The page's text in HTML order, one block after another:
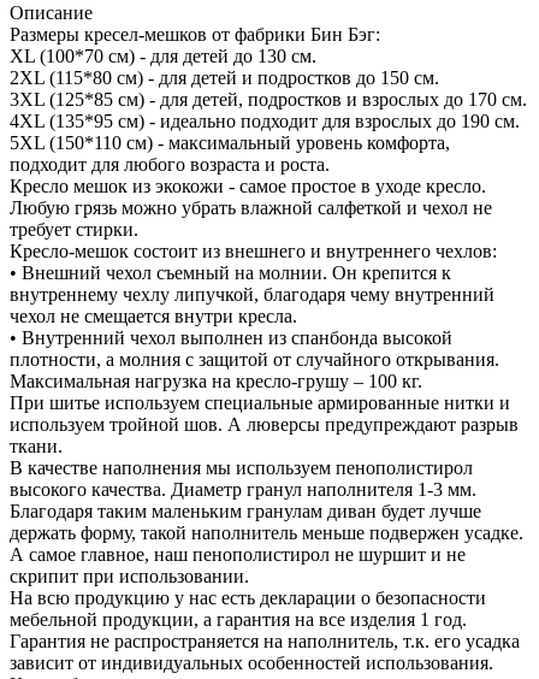
Описание
Размеры кресел-мешков от фабрики Бин Бэг:
XL (100*70 см) - для детей до 130 см.
2XL (115*80 см) - для детей и подростков до 150 см.
3XL (125*85 см) - для детей, подростков и взрослых до 170 см.
4XL (135*95 см) - идеально подходит для взрослых до 190 см.
5XL (150*110 см) - максимальный уровень комфорта,
подходит для любого возраста и роста.
Кресло мешок из экокожи - самое простое в уходе кресло.
Любую грязь можно убрать влажной салфеткой и чехол не
требует стирки.
Кресло-мешок состоит из внешнего и внутреннего чехлов:
• Внешний чехол съемный на молнии. Он крепится к
внутреннему чехлу липучкой, благодаря чему внутренний
чехол не смещается внутри кресла.
• Внутренний чехол выполнен из спанбонда высокой
плотности, а молния с защитой от случайного открывания.
Максимальная нагрузка на кресло-грушу – 100 кг.
При шитье используем специальные армированные нитки и
используем тройной шов. А люверсы предупреждают разрыв
ткани.
В качестве наполнения мы используем пенополистирол
высокого качества. Диаметр гранул наполнителя 1-3 мм.
Благодаря таким маленьким гранулам диван будет лучше
держать форму, такой наполнитель меньше подвержен усадке.
А самое главное, наш пенополистирол не шуршит и не
скрипит при использовании.
На всю продукцию у нас есть декларации о безопасности
мебельной продукции, а гарантия на все изделия 1 год.
Гарантия не распространяется на наполнитель, т.к. его усадка
зависит от индивидуальных особенностей использования.